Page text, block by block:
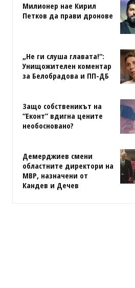
Милионер нае Кирил
Петков да прави дронове
„Не ги слуша главата!“:
Унищожителен коментар
за Белобрадова и ПП-ДБ
Защо собственикът на
“Еконт” вдигна цените
необосновано?
Демерджиев смени
областните директори на
МВР, назначени от
Кандев и Дечев